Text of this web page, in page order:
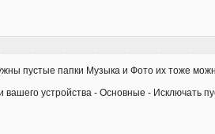
пустые папки Музыка и Фото их тоже
вашего устройства - Основные - Исключать